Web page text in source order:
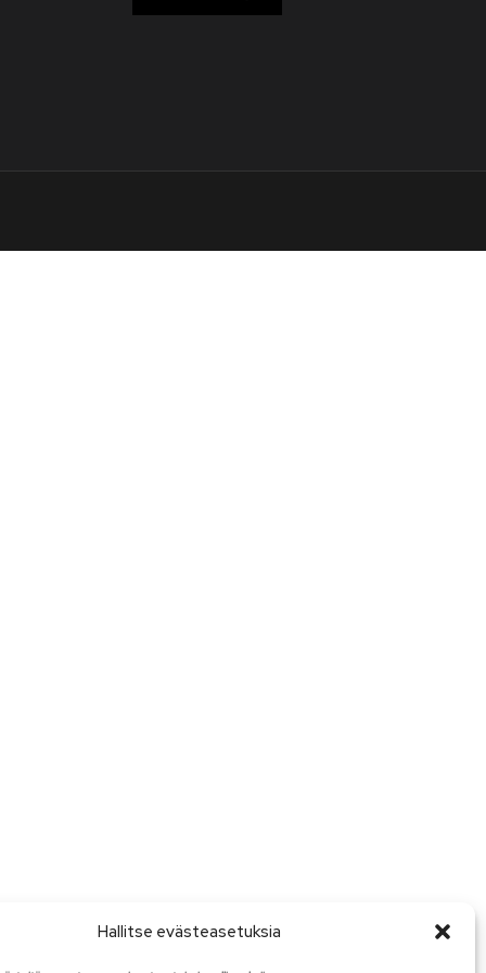
Hallitse evästeasetuksia